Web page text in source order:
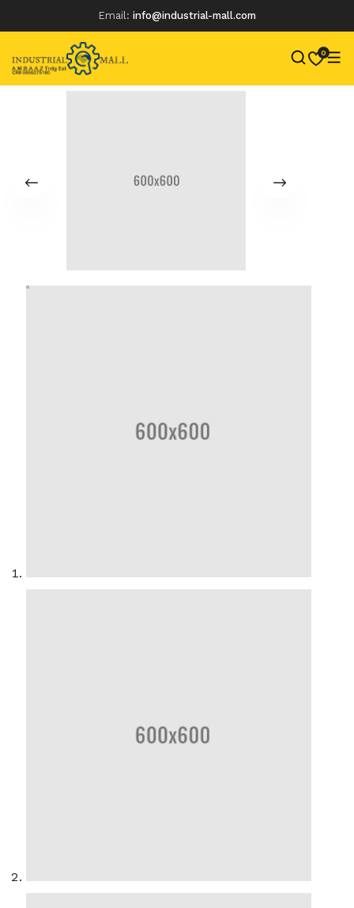
Email: info@industrial-mall.com
0
Skip
content